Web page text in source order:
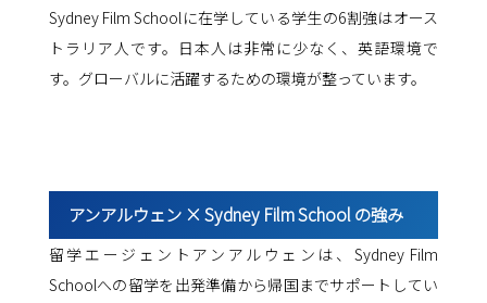
Sydney Film Schoolに在学している学生の6割強はオース
トラリア人です。日本人は非常に少なく、英語環境で
す。グローバルに活躍するための環境が整っています。
アンアルウェン × Sydney Film School の強み
留学エージェントアンアルウェンは、Sydney Film
Schoolへの留学を出発準備から帰国までサポートしてい